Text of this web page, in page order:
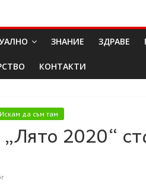
ЗНАНИЕ ЗДРАВЕ
КОНТАКТИ
Искам да съм там
2020“